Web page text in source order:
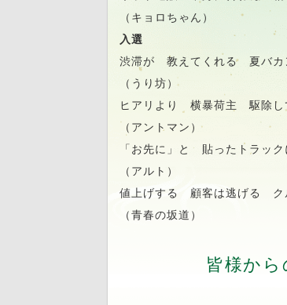
（キョロちゃん）
入選
渋滞が 教えてくれる 夏バカ
（うり坊）
ヒアリより 横暴荷主 駆除し
（アントマン）
「お先に」と 貼ったトラッ
（アルト）
値上げする 顧客は逃げる ク
（青春の坂道）
皆様から